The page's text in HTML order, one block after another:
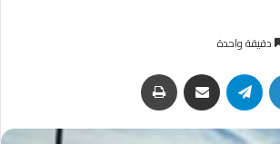
دقيقة واحدة
لينكدإن تيلقرام مشاركة عبر البريد